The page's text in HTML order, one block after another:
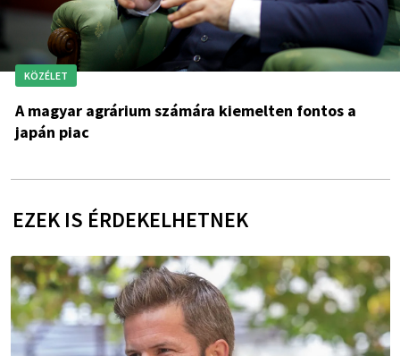
KÖZÉLET
A magyar agrárium számára kiemelten fontos a
japán piac
EZEK IS ÉRDEKELHETNEK